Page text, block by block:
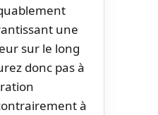
une
sur le long
donc pas à
à